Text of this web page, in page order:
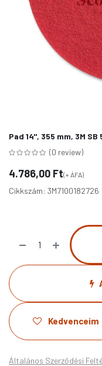
Pad 14", 355 mm, 3M
(0 review)
4.786,00 Ft(+ ÁFA)
Cikkszám: 3M7100182726
Kedvenceim
Általános Szerződési